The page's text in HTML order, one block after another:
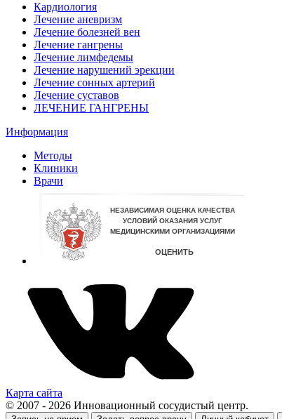
Кардиология
Лечение аневризм
Лечение болезней вен
Лечение гангрены
Лечение лимфедемы
Лечение нарушений эрекции
Лечение сонных артерий
Лечение суставов
ЛЕЧЕНИЕ ГАНГРЕНЫ
Информация
Методы
Клиники
Врачи
Карта сайта
© 2007 - 2026 Инновационный сосудистый центр.